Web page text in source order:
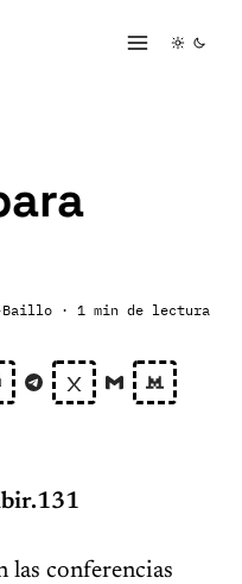
Baillo · 1 min de lectura
las conferencias